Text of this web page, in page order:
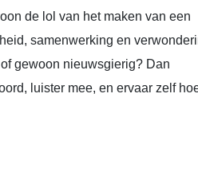
de lol van het maken van een
samenwerking en
gewoon nieuwsgierig? Dan
luister mee, en ervaar zelf